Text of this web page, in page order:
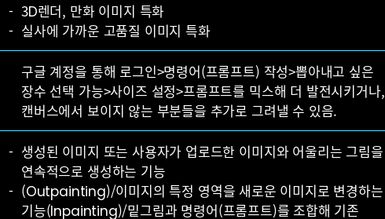
3D렌더, 만화 이미지 특화
실사에 가까운 고품질 이미지 특화
구글 계정을 통해 로그인>명령어(프롬프트) 작성>뽑아내고 싶은
장수 선택 가능>사이즈 설정>프롬프트를 믹스해 더 발전시키거나,
캔버스에서 보이지 않는 부분들을 추가로 그려낼 수 있음.
생성된 이미지 또는 사용자가 업로드한 이미지와 어울리는 그림을
연속적으로 생성하는 기능
(Outpainting)/이미지의 특정 영역을 새로운 이미지로 변경하는
기능(Inpainting)/밑그림과 명령어(프롬프트)를 조합해 기존